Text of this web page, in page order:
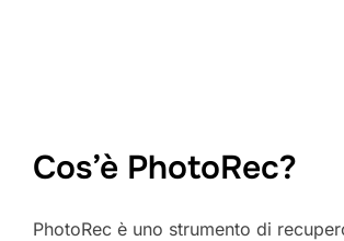
Cos’è PhotoRec?
PhotoRec è uno strumento di